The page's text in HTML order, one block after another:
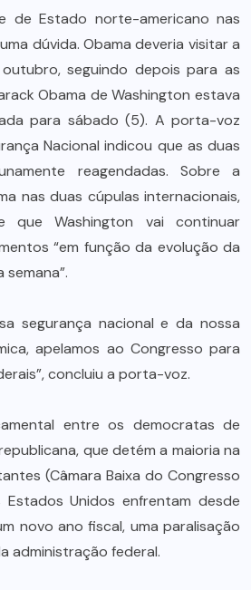
de Estado norte-americano nas
dúvida. Obama deveria visitar a
seguindo depois para as
Obama de Washington estava
para sábado (5). A porta-voz
Nacional indicou que as duas
reagendadas. Sobre a
nas duas cúpulas internacionais,
que Washington vai continuar
“em função da evolução da
segurança nacional e da nossa
apelamos ao Congresso para
concluiu a porta-voz.
entre os democratas de
que detém a maioria na
(Câmara Baixa do Congresso
Unidos enfrentam desde
novo ano fiscal, uma paralisação
administração federal.